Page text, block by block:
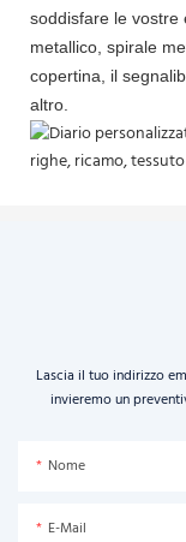
soddisfare le vostre
metallico, spirale
copertina, il
altro.
Lascia il tuo indirizzo
invieremo un
Nome
E-Mail